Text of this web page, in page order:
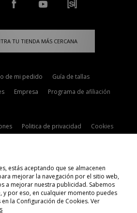
TU TIENDA MÁS CERCANA
de mi pedido
Guía de tallas
Empresa Programa de afiliación
Politica de privacidad
Cookies
estás aceptando que se almacenen
mejorar la navegación por el sitio web,
a mejorar nuestra publicidad. Sabemos
y por eso, en cualquier momento puedes
la Configuración de Cookies. Ver